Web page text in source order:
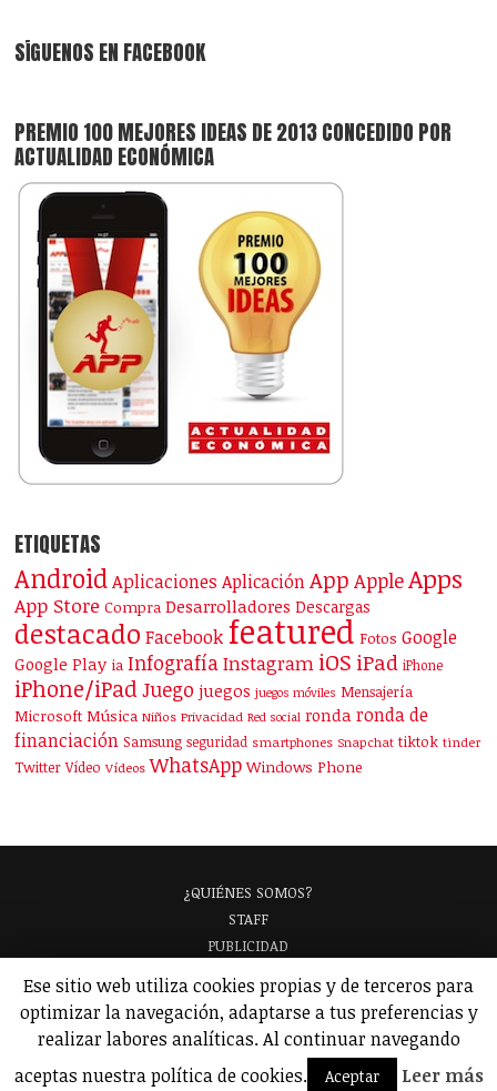
SÍGUENOS EN FACEBOOK
PREMIO 100 MEJORES IDEAS DE 2013 CONCEDIDO POR
ACTUALIDAD ECONÓMICA
ETIQUETAS
Android Aplicaciones Aplicación App AppleApps
App Store Compra Desarrolladores Descargas
destacado Facebook featured Fotos Google
Google Play ia InfografíaInstagram iOS iPad iPhone
iPhone/iPad Juego juegos juegos móviles Mensajería
Microsoft Música Niños Privacidad Red social ronda ronda de
financiación Samsung seguridad smartphones Snapchat tiktok tinder
Twitter Vídeo Vídeos WhatsApp Windows Phone
¿QUIÉNES SOMOS?
STAFF
PUBLICIDAD
ANALIZAMOS TU APP
GLOSARIO
POLÍTICA DE PRIVACIDAD
AVISO LEGAL
© 2026 Applicantes – Información sobre apps y juegos para móviles.
Ese sitio web utiliza cookies propias y de terceros para
optimizar la navegación, adaptarse a tus preferencias y
realizar labores analíticas. Al continuar navegando
aceptas nuestra política de cookies.
Aceptar Leer más